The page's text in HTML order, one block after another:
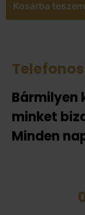
Kosárba teszem
Bármilyen
minket
Minden